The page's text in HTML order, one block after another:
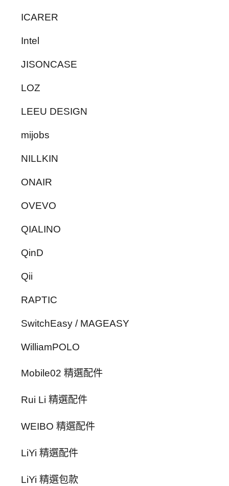
ICARER
Intel
JISONCASE
LOZ
LEEU DESIGN
mijobs
NILLKIN
ONAIR
OVEVO
QIALINO
QinD
Qii
RAPTIC
SwitchEasy / MAGEASY
WilliamPOLO
Mobile02 精選配件
Rui Li 精選配件
WEIBO 精選配件
LiYi 精選配件
LiYi 精選包款